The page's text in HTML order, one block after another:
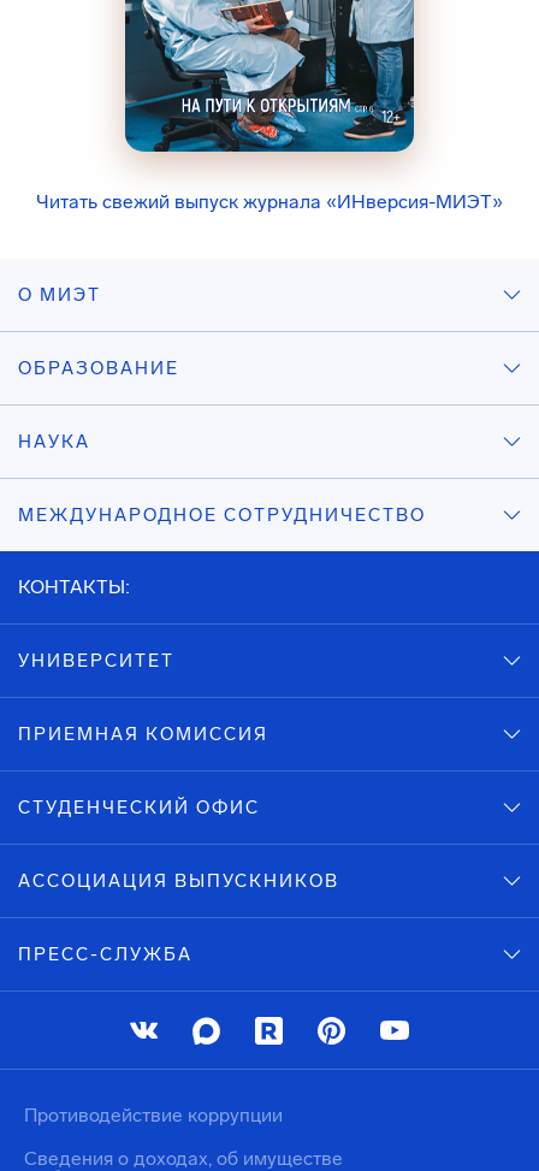
Читать свежий выпуск журнала «ИНверсия-МИЭТ»
О МИЭТ
ОБРАЗОВАНИЕ
НАУКА
МЕЖДУНАРОДНОЕ СОТРУДНИЧЕСТВО
КОНТАКТЫ:
УНИВЕРСИТЕТ
ПРИЕМНАЯ КОМИССИЯ
СТУДЕНЧЕСКИЙ ОФИС
АССОЦИАЦИЯ ВЫПУСКНИКОВ
ПРЕСС-СЛУЖБА
Противодействие коррупции
Сведения о доходах, об имуществе